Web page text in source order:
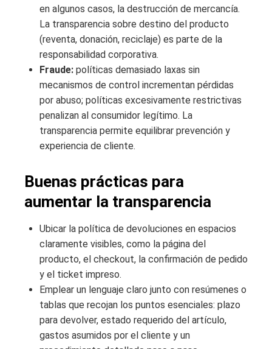
en algunos casos, la destrucción de mercancía.
La transparencia sobre destino del producto
(reventa, donación, reciclaje) es parte de la
responsabilidad corporativa.
Fraude: políticas demasiado laxas sin
mecanismos de control incrementan pérdidas
por abuso; políticas excesivamente restrictivas
penalizan al consumidor legítimo. La
transparencia permite equilibrar prevención y
experiencia de cliente.
Buenas prácticas para
aumentar la transparencia
Ubicar la política de devoluciones en espacios
claramente visibles, como la página del
producto, el checkout, la confirmación de pedido
y el ticket impreso.
Emplear un lenguaje claro junto con resúmenes o
tablas que recojan los puntos esenciales: plazo
para devolver, estado requerido del artículo,
gastos asumidos por el cliente y un